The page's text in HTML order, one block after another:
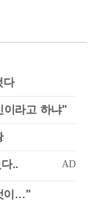
다
이라고 하냐"
이…"